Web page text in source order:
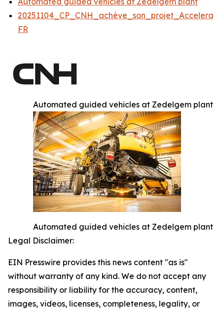
FR
Automated guided vehicles at Zedelgem plant
Automated guided vehicles at Zedelgem plant
Legal Disclaimer:
EIN Presswire provides this news content "as is"
without warranty of any kind. We do not accept any
responsibility or liability for the accuracy, content,
images, videos, licenses, completeness, legality, or